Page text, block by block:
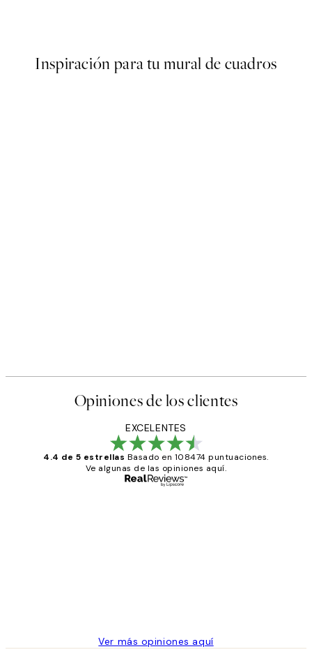
Inspiración para tu mural de cuadros
Opiniones de los clientes
EXCELENTES
4.4 de 5 estrellas Basado en 108474 puntuaciones.
Ve algunas de las opiniones aquí.
Ver más opiniones aquí